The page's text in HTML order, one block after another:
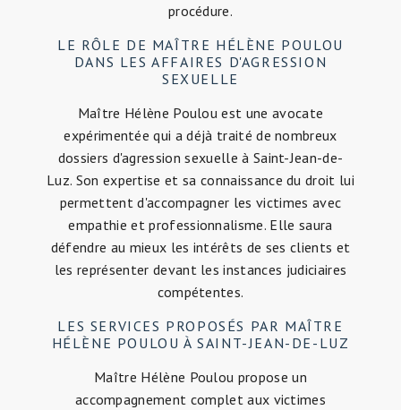
procédure.
LE RÔLE DE MAÎTRE HÉLÈNE POULOU
DANS LES AFFAIRES D'AGRESSION
SEXUELLE
Maître Hélène Poulou est une avocate
expérimentée qui a déjà traité de nombreux
dossiers d'agression sexuelle à Saint-Jean-de-
Luz. Son expertise et sa connaissance du droit lui
permettent d'accompagner les victimes avec
empathie et professionnalisme. Elle saura
défendre au mieux les intérêts de ses clients et
les représenter devant les instances judiciaires
compétentes.
LES SERVICES PROPOSÉS PAR MAÎTRE
HÉLÈNE POULOU À SAINT-JEAN-DE-LUZ
Maître Hélène Poulou propose un
accompagnement complet aux victimes